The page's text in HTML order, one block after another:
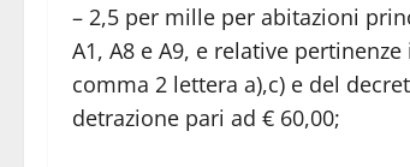
– 2,5 per mille per abitazioni
A1, A8 e A9, e relative
comma 2 lettera a),c) e del
detrazione pari ad € 60,00;